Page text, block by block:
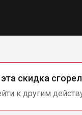
скидка
к другим